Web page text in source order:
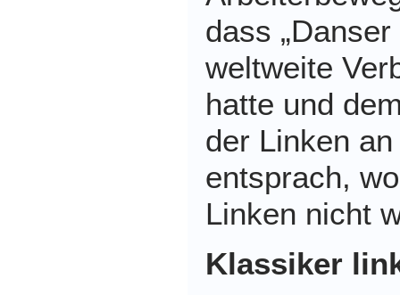
dass
weltweite
hatte und
der Linken
entsprach,
Linken nicht
Klassiker